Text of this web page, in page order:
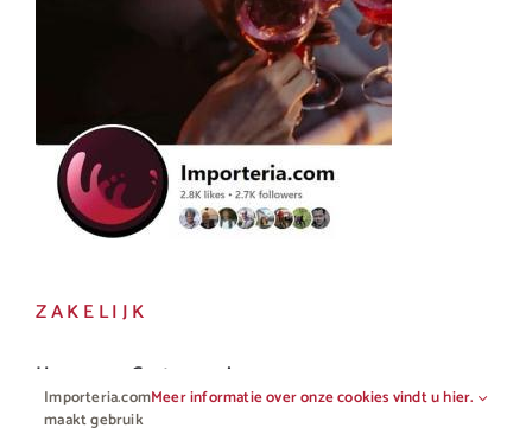
ZAKELIJK
Horeca en Gastronomie
Importeria.com
maakt gebruik
Meer informatie over onze cookies vindt u hier.